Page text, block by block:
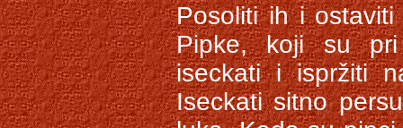
Posoliti ih i
Pipke, koji su
iseckati i ispržiti
Iseckati sitno